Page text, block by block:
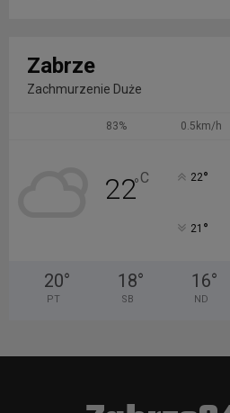
Zabrze
Zachmurzenie Duże
83% 0.5km/h
22°C 22°
21 °
20°
PT
18°
SB
16°
ND